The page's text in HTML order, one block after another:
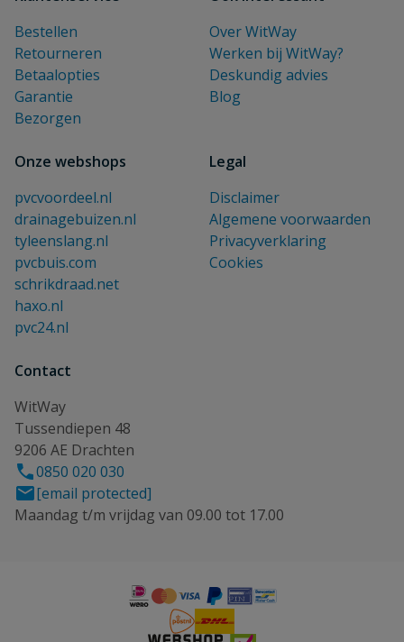
Bestellen
Retourneren
Betaalopties
Garantie
Bezorgen
Over WitWay
Werken bij WitWay?
Deskundig advies
Blog
Onze webshops
pvcvoordeel.nl
drainagebuizen.nl
tyleenslang.nl
pvcbuis.com
schrikdraad.net
haxo.nl
pvc24.nl
Legal
Disclaimer
Algemene voorwaarden
Privacyverklaring
Cookies
Contact
WitWay
Tussendiepen 48
9206 AE Drachten
0850 020 030
[email protected]
Maandag t/m vrijdag van 09.00 tot 17.00